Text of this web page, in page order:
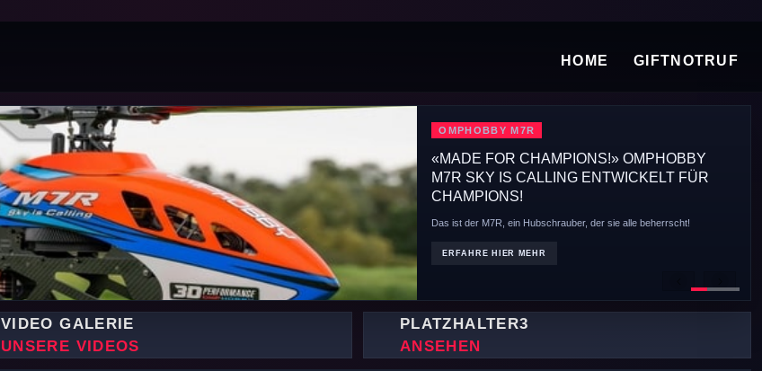
HOME GIFTNOTRUF
SOXOS STRIKE 7.1
DER ALLESKÖNNER DER 700ER KLASSE
Bei der Entwicklung des SOXOS STRIKE 7.1 war die wesentliche
Priorität, die.......
Previous
Next
VIDEO GALERIE
UNSERE VIDEOS
PLATZHALTER3
ANSEHEN